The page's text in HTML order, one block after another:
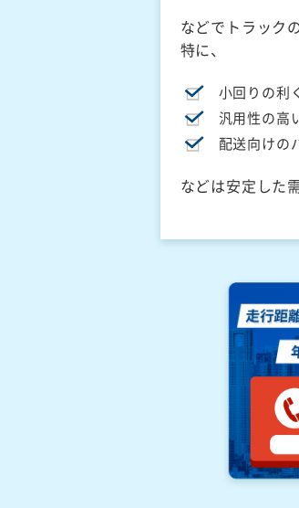
などでトラック
特に、
小回りの利
汎用性の高
配送向けの
などは安定した